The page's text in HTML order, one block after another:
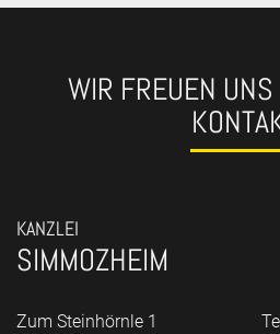
WIR FREUEN
KANZLEI
SIMMOZHEIM
Zum Steinhörnle 1